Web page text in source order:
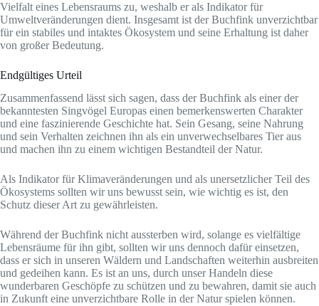
Vielfalt eines Lebensraums zu, weshalb er als Indikator für
Umweltveränderungen dient. Insgesamt ist der Buchfink unverzichtbar
für ein stabiles und intaktes Ökosystem und seine Erhaltung ist daher
von großer Bedeutung.
Endgültiges Urteil
Zusammenfassend lässt sich sagen, dass der Buchfink als einer der
bekanntesten Singvögel Europas einen bemerkenswerten Charakter
und eine faszinierende Geschichte hat. Sein Gesang, seine Nahrung
und sein Verhalten zeichnen ihn als ein unverwechselbares Tier aus
und machen ihn zu einem wichtigen Bestandteil der Natur.
Als Indikator für Klimaveränderungen und als unersetzlicher Teil des
Ökosystems sollten wir uns bewusst sein, wie wichtig es ist, den
Schutz dieser Art zu gewährleisten.
Während der Buchfink nicht aussterben wird, solange es vielfältige
Lebensräume für ihn gibt, sollten wir uns dennoch dafür einsetzen,
dass er sich in unseren Wäldern und Landschaften weiterhin ausbreiten
und gedeihen kann. Es ist an uns, durch unser Handeln diese
wunderbaren Geschöpfe zu schützen und zu bewahren, damit sie auch
in Zukunft eine unverzichtbare Rolle in der Natur spielen können.